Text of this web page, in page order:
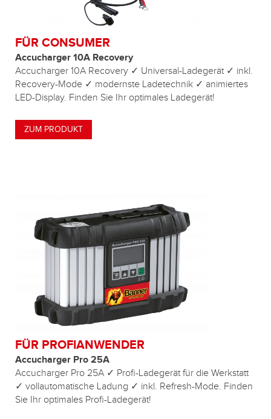
FÜR CONSUMER
Accucharger 10A Recovery
Accucharger 10A Recovery ✓ Universal-Ladegerät ✓ inkl.
Recovery-Mode ✓ modernste Ladetechnik ✓ animiertes
LED-Display. Finden Sie Ihr optimales Ladegerät!
ZUM PRODUKT
FÜR PROFIANWENDER
Accucharger Pro 25A
Accucharger Pro 25A ✓ Profi-Ladegerät für die Werkstatt
✓ vollautomatische Ladung ✓ inkl. Refresh-Mode. Finden
Sie Ihr optimales Profi-Ladegerät!